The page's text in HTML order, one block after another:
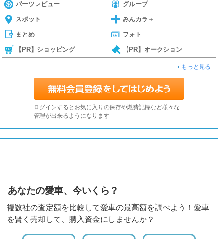
パーツレビュー グループ
スポット みんカラ＋
まとめ フォト
【PR】ショッピング 【PR】オークション
もっと見る
ログインするとお気に入りの保存や燃費記録など様々な
管理が出来るようになります
あなたの愛車、今いくら？
複数社の査定額を比較して愛車の最高額を調べよう！愛車
を賢く売却して、購入資金にしませんか？